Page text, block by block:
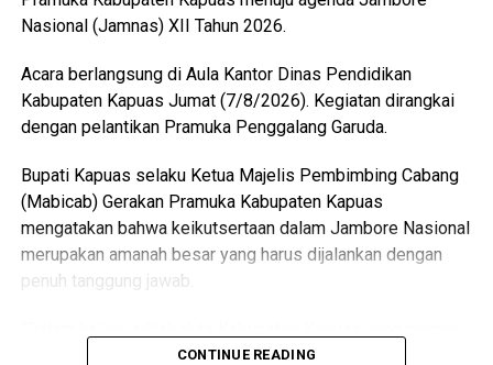
Nasional (Jamnas) XII Tahun 2026.
Acara berlangsung di Aula Kantor Dinas Pendidikan
Kabupaten Kapuas Jumat (7/8/2026). Kegiatan dirangkai
dengan pelantikan Pramuka Penggalang Garuda.
Bupati Kapuas selaku Ketua Majelis Pembimbing Cabang
(Mabicab) Gerakan Pramuka Kabupaten Kapuas
mengatakan bahwa keikutsertaan dalam Jambore Nasional
merupakan amanah besar yang harus dijalankan dengan
penuh tanggung jawab.
menunjukkan sikap disiplin, sopan santun semangat
CONTINUE READING